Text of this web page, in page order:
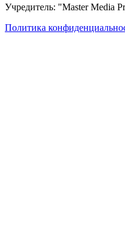
Учредитель: "Master Media
Политика